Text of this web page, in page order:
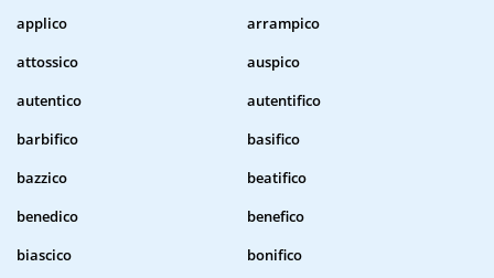
applico
arrampico
attossico
auspico
autentico
autentifico
barbifico
basifico
bazzico
beatifico
benedico
benefico
biascico
bonifico